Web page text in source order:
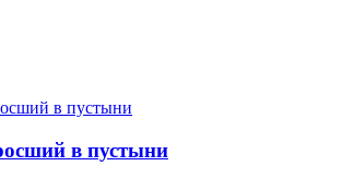
в пустыни